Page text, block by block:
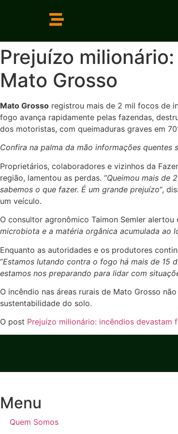
Prejuízo
Mato Grosso
Mato Grosso registrou mais de 2 mil focos de
fogo avança rapidamente pelas fazendas,
dos motoristas, com queimaduras graves em
Confira na palma da mão informações
Proprietários, colaboradores e vizinhos da
região, lamentou as perdas. “Queimou mais de
sabemos o que fazer. É um grande prejuízo“,
um veículo.
O consultor agronômico Taimon Semler
microbiota e a matéria orgânica acumulada ao
Enquanto as autoridades e os produtores
“Estamos lutando contra o fogo há mais de 15
estamos nos preparando para lidar com
O incêndio nas áreas rurais de Mato Grosso
sustentabilidade do solo.
O post Prejuízo milionário: incêndios devastam
Menu
Quem Somos